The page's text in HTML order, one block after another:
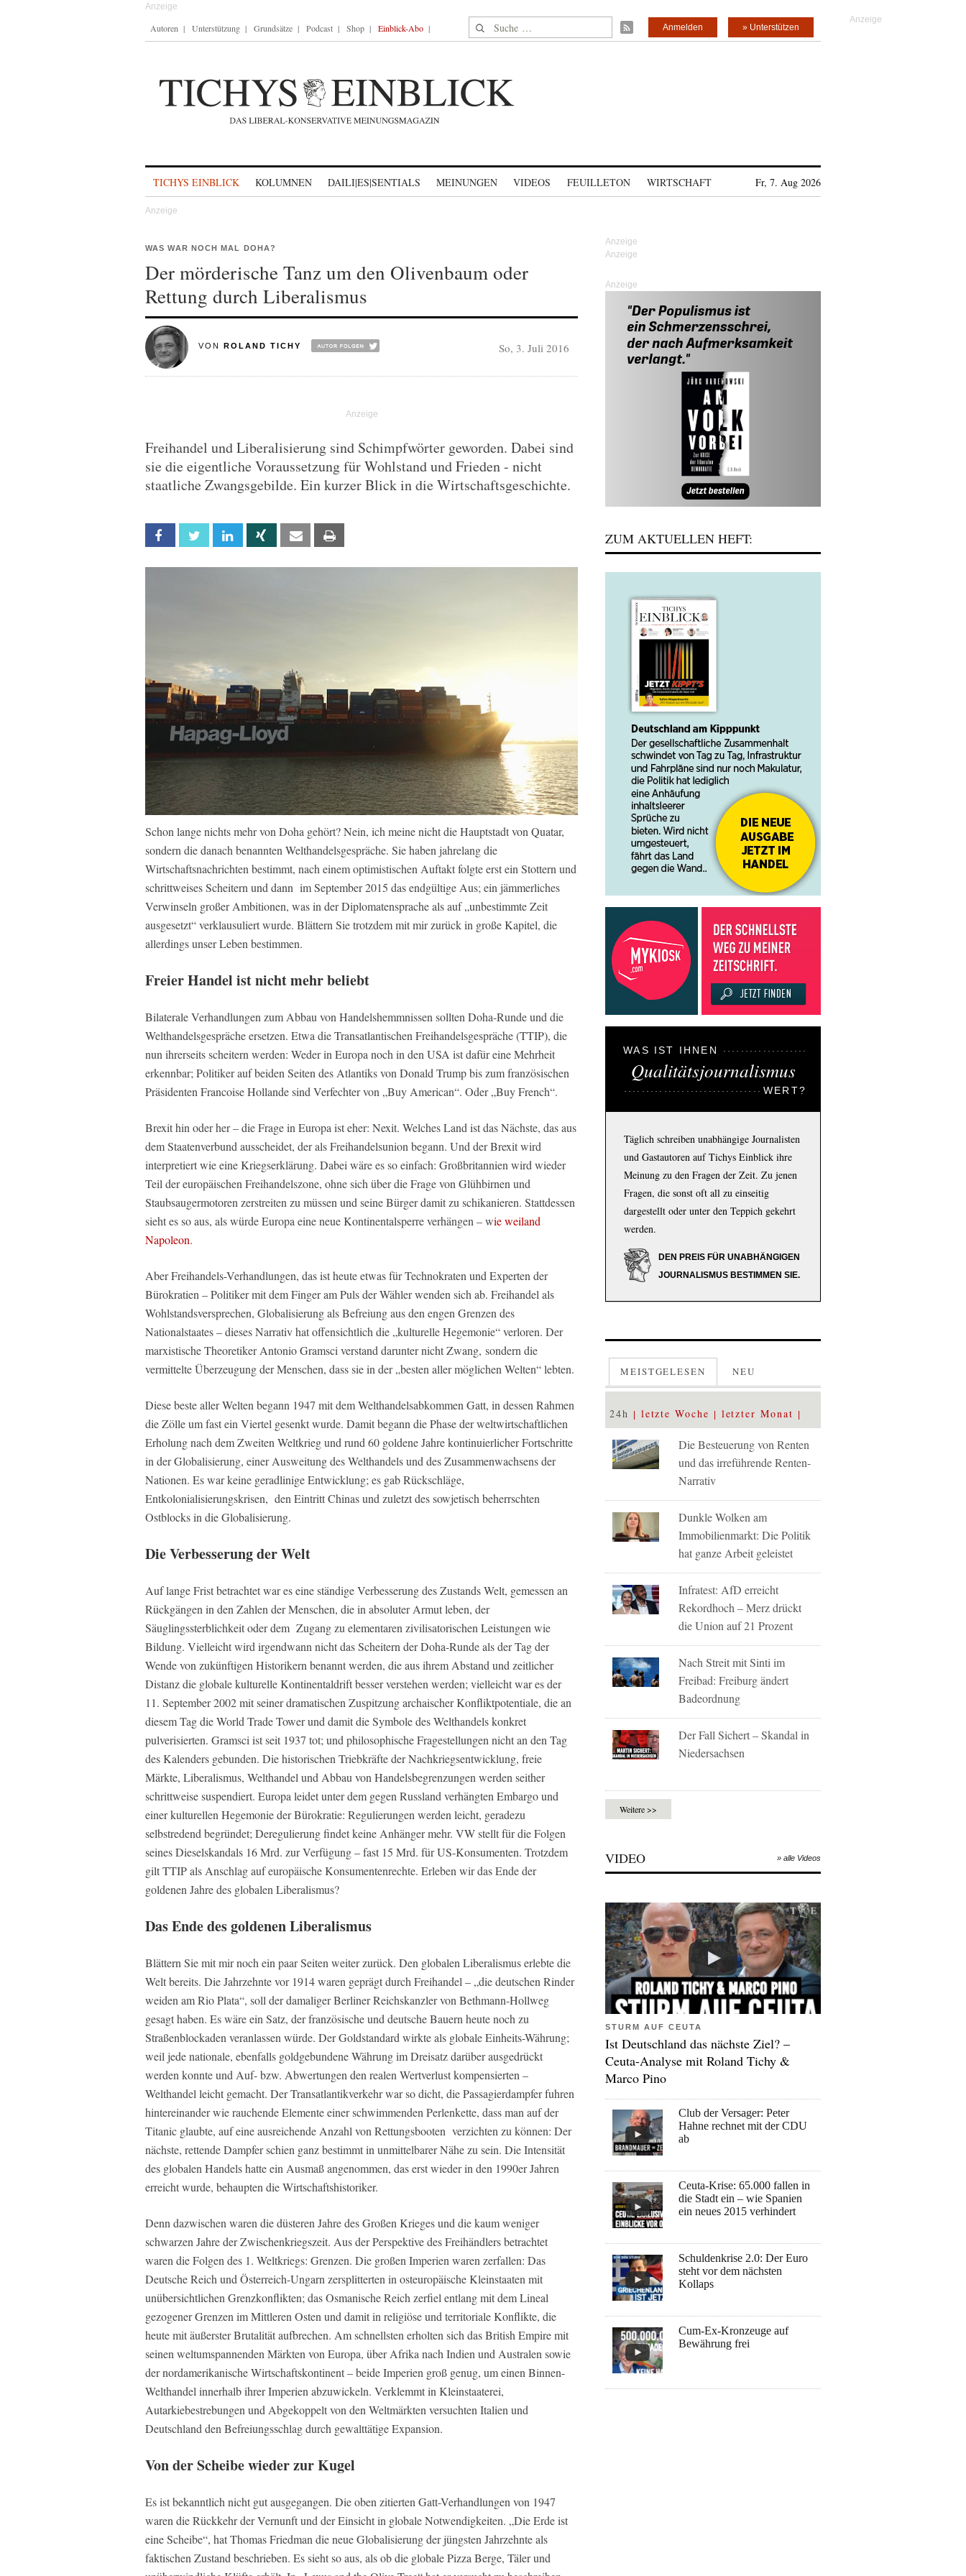
Autoren Unterstützung Grundsätze Podcast Shop Einblick-Abo Suche nach: » Unterstützen
Anmelden
TICHYS EINBLICK KOLUMNEN DAILI|ES|SENTIALS MEINUNGEN VIDEOS FEUILLETON WIRTSCHAFT Fr, 7. Aug 2026
WAS WAR NOCH MAL DOHA?
Der mörderische Tanz um den Olivenbaum oder
Rettung durch Liberalismus
VON ROLAND TICHY So, 3. Juli 2016
Freihandel und Liberalisierung sind Schimpfwörter geworden. Dabei sind
sie die eigentliche Voraussetzung für Wohlstand und Frieden - nicht
staatliche Zwangsgebilde. Ein kurzer Blick in die Wirtschaftsgeschichte.
Facebook Twitter Linkedin Xing Email
Schon lange nichts mehr von Doha gehört? Nein, ich meine nicht die Hauptstadt von Quatar,
sondern die danach benannten Welthandelsgespräche. Sie haben jahrelang die
Wirtschaftsnachrichten bestimmt, nach einem optimistischen Auftakt folgte erst ein Stottern und
schrittweises Scheitern und dann im September 2015 das endgültige Aus; ein jämmerliches
Verwinseln großer Ambitionen, was in der Diplomatensprache als auf „unbestimmte Zeit
ausgesetzt“ verklausuliert wurde. Blättern Sie trotzdem mit mir zurück in große Kapitel, die
allerdings unser Leben bestimmen.
Freier Handel ist nicht mehr beliebt
Bilaterale Verhandlungen zum Abbau von Handelshemmnissen sollten Doha-Runde und die
Welthandelsgespräche ersetzen. Etwa die Transatlantischen Freihandelsgespräche (TTIP), die
nun ihrerseits scheitern werden: Weder in Europa noch in den USA ist dafür eine Mehrheit
erkennbar; Politiker auf beiden Seiten des Atlantiks von Donald Trump bis zum französischen
Präsidenten Francoise Hollande sind Verfechter von „Buy American“. Oder „Buy French“.
Brexit hin oder her – die Frage in Europa ist eher: Nexit. Welches Land ist das Nächste, das aus
dem Staatenverbund ausscheidet, der als Freihandelsunion begann. Und der Brexit wird
interpretiert wie eine Kriegserklärung. Dabei wäre es so einfach: Großbritannien wird wieder
Teil der europäischen Freihandelszone, ohne sich über die Frage von Glühbirnen und
Staubsaugermotoren zerstreiten zu müssen und seine Bürger damit zu schikanieren. Stattdessen
sieht es so aus, als würde Europa eine neue Kontinentalsperre verhängen – wie weiland
Napoleon.
Aber Freihandels-Verhandlungen, das ist heute etwas für Technokraten und Experten der
Bürokratien – Politiker mit dem Finger am Puls der Wähler wenden sich ab. Freihandel als
Wohlstandsversprechen, Globalisierung als Befreiung aus den engen Grenzen des
Nationalstaates – dieses Narrativ hat offensichtlich die „kulturelle Hegemonie“ verloren. Der
marxistische Theoretiker Antonio Gramsci verstand darunter nicht Zwang, sondern die
vermittelte Überzeugung der Menschen, dass sie in der „besten aller möglichen Welten“ lebten.
Diese beste aller Welten begann 1947 mit dem Welthandelsabkommen Gatt, in dessen Rahmen
die Zölle um fast ein Viertel gesenkt wurde. Damit begann die Phase der weltwirtschaftlichen
Erholung nach dem Zweiten Weltkrieg und rund 60 goldene Jahre kontinuierlicher Fortschritte
in der Globalisierung, einer Ausweitung des Welthandels und des Zusammenwachsens der
Nationen. Es war keine geradlinige Entwicklung; es gab Rückschläge,
Entkolonialisierungskrisen, den Eintritt Chinas und zuletzt des sowjetisch beherrschten
Ostblocks in die Globalisierung.
Die Verbesserung der Welt
Auf lange Frist betrachtet war es eine ständige Verbesserung des Zustands Welt, gemessen an
Rückgängen in den Zahlen der Menschen, die in absoluter Armut leben, der
Säuglingssterblichkeit oder dem Zugang zu elementaren zivilisatorischen Leistungen wie
Bildung. Vielleicht wird irgendwann nicht das Scheitern der Doha-Runde als der Tag der
Wende von zukünftigen Historikern benannt werden, die aus ihrem Abstand und zeitlicher
Distanz die globale kulturelle Kontinentaldrift besser verstehen werden; vielleicht war es der
11. September 2002 mit seiner dramatischen Zuspitzung archaischer Konfliktpotentiale, die an
diesem Tag die World Trade Tower und damit die Symbole des Welthandels konkret
pulverisierten. Gramsci ist seit 1937 tot; und philosophische Fragestellungen nicht an den Tag
des Kalenders gebunden. Die historischen Triebkräfte der Nachkriegsentwicklung, freie
Märkte, Liberalismus, Welthandel und Abbau von Handelsbegrenzungen werden seither
schrittweise suspendiert. Europa leidet unter dem gegen Russland verhängten Embargo und
einer kulturellen Hegemonie der Bürokratie: Regulierungen werden leicht, geradezu
selbstredend begründet; Deregulierung findet keine Anhänger mehr. VW stellt für die Folgen
seines Dieselskandals 16 Mrd. zur Verfügung – fast 15 Mrd. für US-Konsumenten. Trotzdem
gilt TTIP als Anschlag auf europäische Konsumentenrechte. Erleben wir das Ende der
goldenen Jahre des globalen Liberalismus?
Das Ende des goldenen Liberalismus
Blättern Sie mit mir noch ein paar Seiten weiter zurück. Den globalen Liberalismus erlebte die
Welt bereits. Die Jahrzehnte vor 1914 waren geprägt durch Freihandel – „die deutschen Rinder
weiden am Rio Plata“, soll der damaliger Berliner Reichskanzler von Bethmann-Hollweg
gesagt haben. Es wäre ein Satz, der französische und deutsche Bauern heute noch zu
Straßenblockaden veranlassen würde. Der Goldstandard wirkte als globale Einheits-Währung;
weil jede nationale, ebenfalls goldgebundene Währung im Dreisatz darüber ausgedrückt
werden konnte und Auf- bzw. Abwertungen den realen Wertverlust kompensierten –
Welthandel leicht gemacht. Der Transatlantikverkehr war so dicht, die Passagierdampfer fuhren
hintereinander wie rauchende Elemente einer schwimmenden Perlenkette, dass man auf der
Titanic glaubte, auf eine ausreichende Anzahl von Rettungsbooten verzichten zu können: Der
nächste, rettende Dampfer schien ganz bestimmt in unmittelbarer Nähe zu sein. Die Intensität
des globalen Handels hatte ein Ausmaß angenommen, das erst wieder in den 1990er Jahren
erreicht wurde, behaupten die Wirtschaftshistoriker.
Denn dazwischen waren die düsteren Jahre des Großen Krieges und die kaum weniger
schwarzen Jahre der Zwischenkriegszeit. Aus der Perspektive des Freihändlers betrachtet
waren die Folgen des 1. Weltkriegs: Grenzen. Die großen Imperien waren zerfallen: Das
Deutsche Reich und Österreich-Ungarn zersplitterten in osteuropäische Kleinstaaten mit
unübersichtlichen Grenzkonflikten; das Osmanische Reich zerfiel entlang mit dem Lineal
gezogener Grenzen im Mittleren Osten und damit in religiöse und territoriale Konflikte, die
heute mit äußerster Brutalität aufbrechen. Am schnellsten erholten sich das British Empire mit
seinen weltumspannenden Märkten von Europa, über Afrika nach Indien und Australen sowie
der nordamerikanische Wirtschaftskontinent – beide Imperien groß genug, um einen Binnen-
Welthandel innerhalb ihrer Imperien abzuwickeln. Verklemmt in Kleinstaaterei,
Autarkiebestrebungen und Abgekoppelt von den Weltmärkten versuchten Italien und
Deutschland den Befreiungsschlag durch gewalttätige Expansion.
Von der Scheibe wieder zur Kugel
Es ist bekanntlich nicht gut ausgegangen. Die oben zitierten Gatt-Verhandlungen von 1947
waren die Rückkehr der Vernunft und der Einsicht in globale Notwendigkeiten. „Die Erde ist
eine Scheibe“, hat Thomas Friedman die neue Globalisierung der jüngsten Jahrzehnte als
faktischen Zustand beschrieben. Es sieht so aus, als ob die globale Pizza Berge, Täler und
Anzeige
ZUM AKTUELLEN HEFT:
WAS IST IHNEN
Qualitätsjournalismus
WERT?
Täglich schreiben unabhängige Journalisten
und Gastautoren auf Tichys Einblick ihre
Meinung zu den Fragen der Zeit. Zu jenen
Fragen, die sonst oft all zu einseitig
dargestellt oder unter den Teppich gekehrt
werden.
DEN PREIS FÜR UNABHÄNGIGEN
JOURNALISMUS BESTIMMEN SIE.
MEISTGELESEN NEU
24h letzte Woche letzter Monat
Die Besteuerung von Renten
und das irreführende Renten-
Narrativ
Dunkle Wolken am
Immobilienmarkt: Die Politik
hat ganze Arbeit geleistet
Infratest: AfD erreicht
Rekordhoch – Merz drückt
die Union auf 21 Prozent
Nach Streit mit Sinti im
Freibad: Freiburg ändert
Badeordnung
Der Fall Sichert – Skandal in
Niedersachsen
Weitere >>
VIDEO » alle Videos
STURM AUF CEUTA
Ist Deutschland das nächste Ziel? –
Ceuta-Analyse mit Roland Tichy &
Marco Pino
Club der Versager: Peter
Hahne rechnet mit der CDU
ab
Ceuta-Krise: 65.000 fallen in
die Stadt ein – wie Spanien
ein neues 2015 verhindert
Schuldenkrise 2.0: Der Euro
steht vor dem nächsten
Kollaps
Cum-Ex-Kronzeuge auf
Bewährung frei